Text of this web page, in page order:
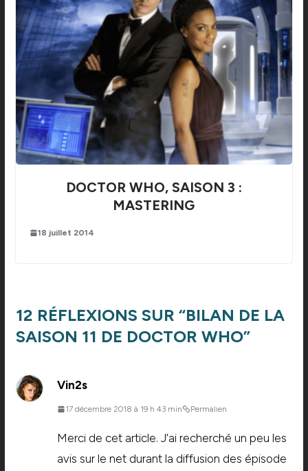
DOCTOR WHO, SAISON 3 :
MASTERING
18 juillet 2014
12 RÉFLEXIONS SUR “BILAN DE LA
SAISON 11 DE DOCTOR WHO”
Vin2s
17 décembre 2018 à 19 h 43 min Permalien
Merci de cet article. J’ai recherché un peu les
avis sur le net durant la diffusion des épisode